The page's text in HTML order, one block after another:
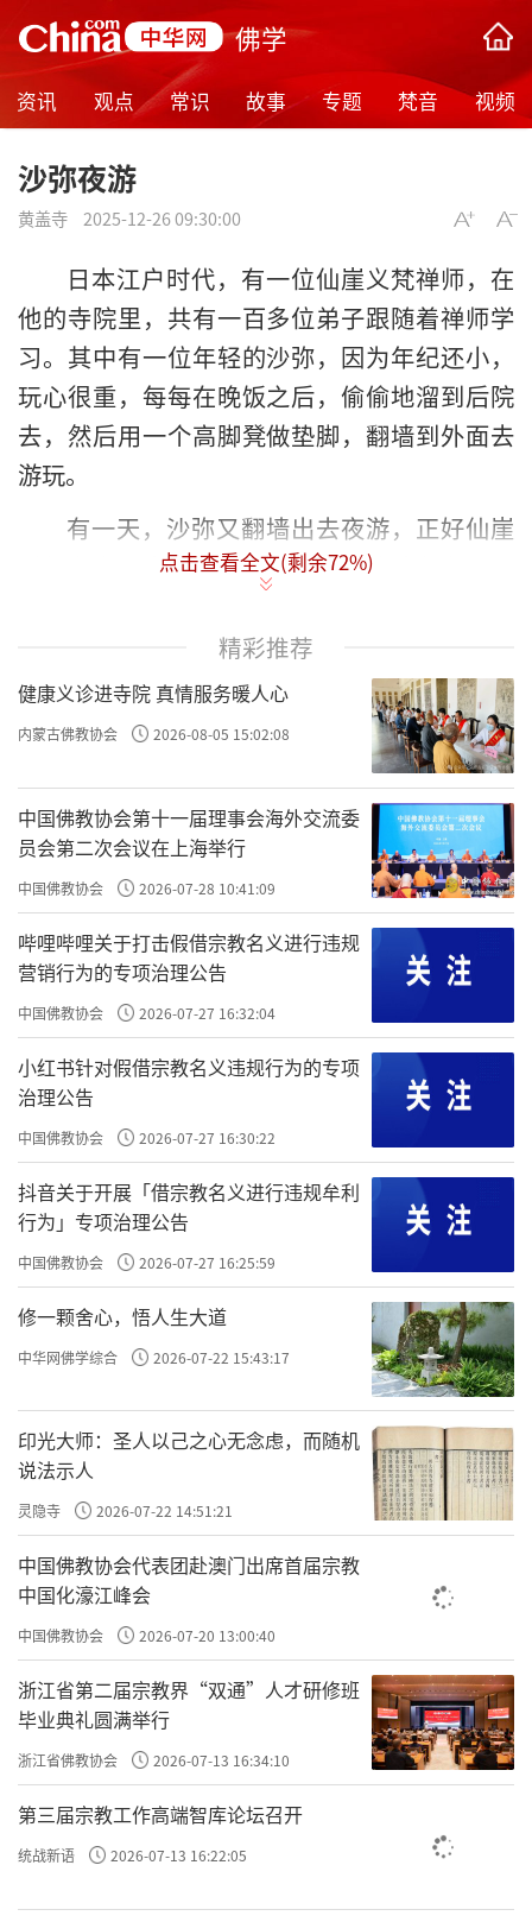
佛学
资讯 观点 常识 故事 专题 梵音 视频
沙弥夜游
黄盖寺 2025-12-26 09:30:00
日本江户时代，有一位仙崖义梵禅师，在
他的寺院里，共有一百多位弟子跟随着禅师学
习。其中有一位年轻的沙弥，因为年纪还小，
玩心很重，每每在晚饭之后，偷偷地溜到后院
去，然后用一个高脚凳做垫脚，翻墙到外面去
游玩。
有一天，沙弥又翻墙出去夜游，正好仙崖
禅师在夜里出来巡寮，发现后院的墙角有一张
有惊动任何人，只是静静地将高脚凳移开，然
后站在墙角下等候。沙弥夜游回来，不知道凳
子已经移走，一脚就踩在仙崖禅师的肩上跳下
来，然后他才看清楚竟然是禅师，惊慌得不知
如何是好。
但是，仙崖禅师非常慈祥温和，一点儿都
没有责备他，反而安慰他说：“夜凉如水，小
心受凉。赶快回去加一件衣服吧！”
虽然这件事情仙崖禅师从未对任何一个人
谈起，但从此以后，寺里再也没有人在晚饭后
出去夜游了。
仙崖禅师以鼓励代替责备，以关怀代替处
罚，反而收到了教育的效果。
禅门的教育一向以慈悲方便为原则，以天
下父母的心，来对待子弟。虽然有时棒喝斥
责，但是这也要看受教者的根机，才会以大您
悲、大方便来教育。
今日的老师、父母在教育子弟时，要观察
学生、儿女的根性，然后才施予教化。爱心、
关怀、辅导、帮助，才能达到教育的效果。
责任编辑：印月
点击查看全文(剩余72%)
精彩推荐
健康义诊进寺院 真情服务暖人心
内蒙古佛教协会 2026-08-05 15:02:08
中国佛教协会第十一届理事会海外交流委
员会第二次会议在上海举行
中国佛教协会 2026-07-28 10:41:09
哔哩哔哩关于打击假借宗教名义进行违规
营销行为的专项治理公告
中国佛教协会 2026-07-27 16:32:04
小红书针对假借宗教名义违规行为的专项
治理公告
中国佛教协会 2026-07-27 16:30:22
抖音关于开展「借宗教名义进行违规牟利
行为」专项治理公告
中国佛教协会 2026-07-27 16:25:59
修一颗舍心，悟人生大道
中华网佛学综合 2026-07-22 15:43:17
印光大师：圣人以己之心无念虑，而随机
说法示人
灵隐寺 2026-07-22 14:51:21
中国佛教协会代表团赴澳门出席首届宗教
中国化濠江峰会
中国佛教协会 2026-07-20 13:00:40
浙江省第二届宗教界“双通”人才研修班
毕业典礼圆满举行
浙江省佛教协会 2026-07-13 16:34:10
第三届宗教工作高端智库论坛召开
统战新语 2026-07-13 16:22:05